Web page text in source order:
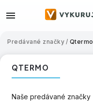
Predávané značky / Qtermo
QTERMO
Naše predávané značky